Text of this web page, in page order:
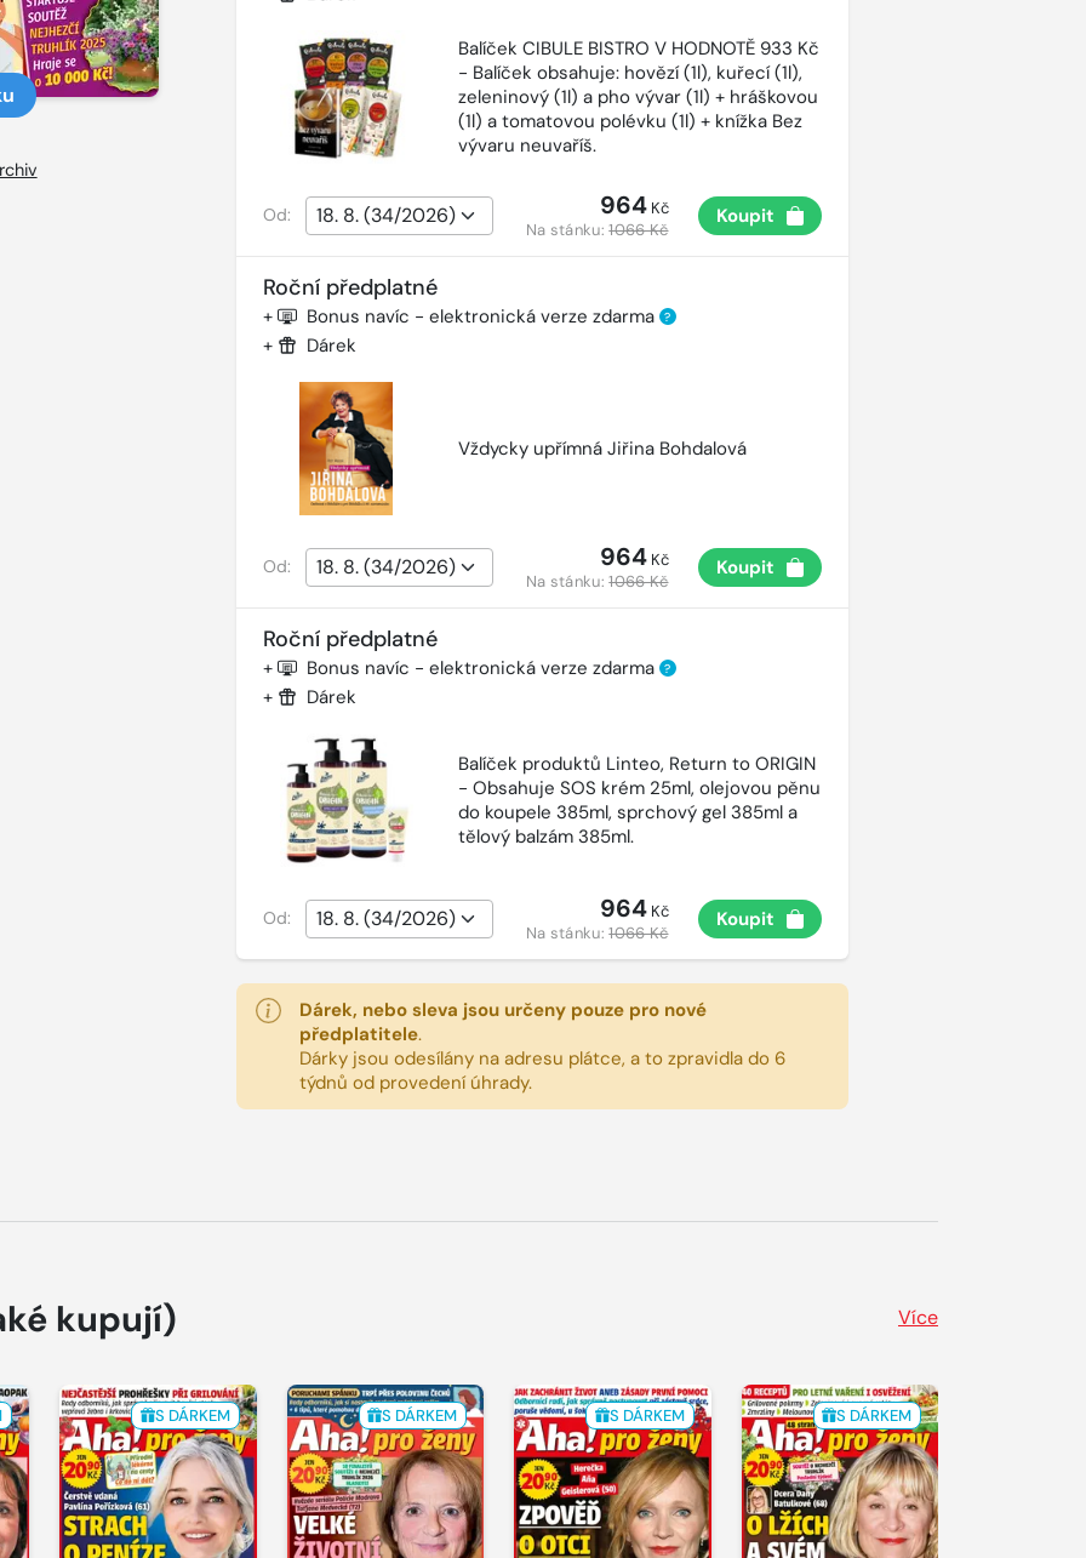
Balíček CIBULE BISTRO V HODNOTĚ 933 Kč
- Balíček obsahuje: hovězí (1l), kuřecí (1l),
zeleninový (1l) a pho vývar (1l) + hráškovou
(1l) a tomatovou polévku (1l) + knížka Bez
vývaru neuvaříš.
Od: 964Kč
Na stánku:1066 Kč
Koupit
Roční předplatné
+ Bonus navíc - elektronická verze zdarma ?
+ Dárek
Vždycky upřímná Jiřina Bohdalová
Od: 964Kč
Na stánku:1066 Kč
Koupit
Roční předplatné
+ Bonus navíc - elektronická verze zdarma ?
+ Dárek
Balíček produktů Linteo, Return to ORIGIN
- Obsahuje SOS krém 25ml, olejovou pěnu
do koupele 385ml, sprchový gel 385ml a
tělový balzám 385ml.
Od: 964Kč
Na stánku:1066 Kč
Koupit
Dárek, nebo sleva jsou určeny pouze pro nové
předplatitele.
Dárky jsou odesílány na adresu plátce, a to zpravidla do 6
týdnů od provedení úhrady.
kupují) Více
S DÁRKEM S DÁRKEM S DÁRKEM S DÁRKEM